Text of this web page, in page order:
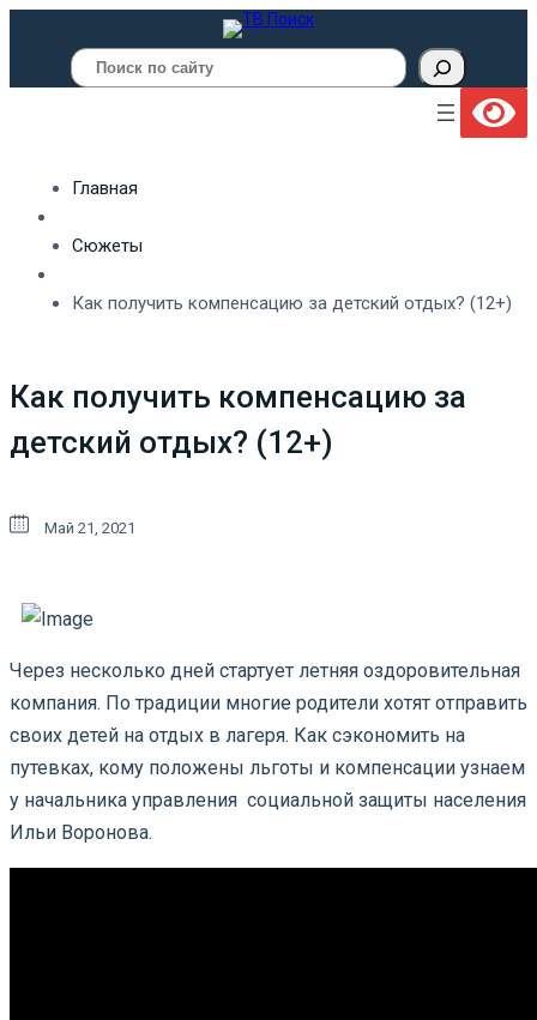
Поиск
Главная
Сюжеты
Как получить компенсацию за детский отдых? (12+)
Как получить компенсацию за
детский отдых? (12+)
Май 21, 2021
Через несколько дней стартует летняя оздоровительная
компания. По традиции многие родители хотят отправить
своих детей на отдых в лагеря. Как сэкономить на
путевках, кому положены льготы и компенсации узнаем
у начальника управления социальной защиты населения
Ильи Воронова.